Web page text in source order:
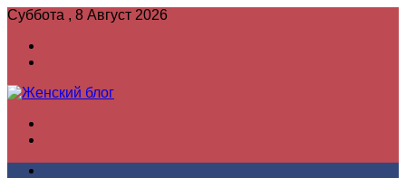
Суббота , 8 Август 2026